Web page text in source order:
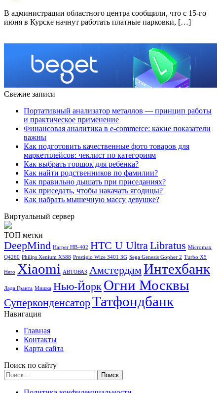
В администрации областного центра сообщили, что с 15-го
июня в Курске начнут работать платные парковки, […]
Свежие записи
Портативный анализатор металлов — принцип работы
и практическое применение
Финансовая аналитика в e-commerce: какие показатели
важны
Как подготовить качественные фото товаров для
маркетплейсов: чеклист по категориям
Как выбрать горшок для ребенка?
Как найти родственников по фамилии?
Как правильно дышать при приседаниях?
Как приседать, чтобы накачать ягодицы?
Как набрать мышечную массу девушке?
Виртуальный сервер
ТОП метки
DeepMind Harper HB-402 HTC U UltraLibratus Micromax
Q4260 Philips Xenium X588 Prestigio Wize 3401 3G Sega Genesis Gopher 2 Turbo X5
Hero Xiaomi АВТОВАЗ АмстердамИнтехбанк
Лада Гранта Мишка Нью-Йорк Огни Москвы
СуперконденсаторТатфондбанк
Навигация
Главная
Контакты
Карта сайта
Поиск по сайту
Найти: